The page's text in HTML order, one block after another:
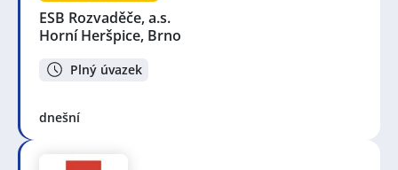
ESB Rozvaděče, a.s.
Horní Heršpice, Brno
Plný úvazek
dnešní